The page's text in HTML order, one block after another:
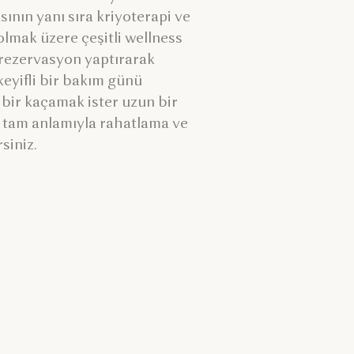
yanı sıra kriyoterapi ve
üzere çeşitli wellness
yaptırarak
bir bakım günü
kaçamak ister uzun bir
anlamıyla rahatlama ve